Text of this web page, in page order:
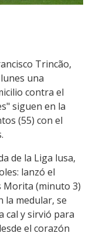
Trincão,
una
contra el
siguen en la
(55) con el
de la Liga lusa,
lanzó el
Morita (minuto 3)
la medular, se
cal y sirvió para
el corazón